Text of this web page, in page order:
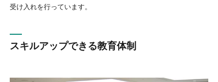
受け入れを行っています。
スキルアップできる教育体制